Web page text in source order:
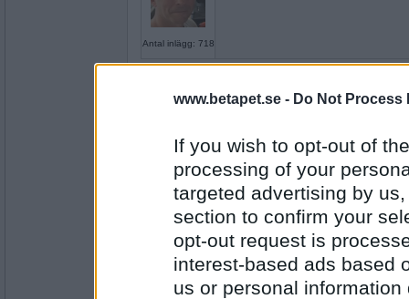
www.betapet.se - Do Not Process
If you wish to opt-out of
processing of your
targeted advertising by
section to confirm your
opt-out request is
interest-based ads based
us or personal
Antal inlägg: 718
Antal inlägg: 580
:)